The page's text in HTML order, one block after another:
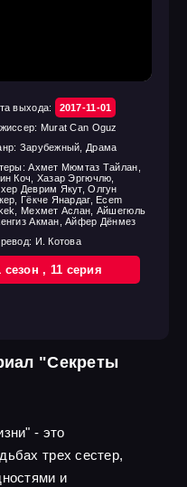
выхода:
2017-11-01
Murat Can Oguz
Зарубежный, Драма
Ахмет Мюмтаз Тайлан,
Коч, Хазар Эргючлю,
Деврим Якут, Олгун
Гёкче Янардаг, Ecem
Мехмет Аслан, Айшегюль
Акман, Айфер Дёнмез
И. Котова
cезон, 11 cерия
"Секреты
- это
трех сестер,
и